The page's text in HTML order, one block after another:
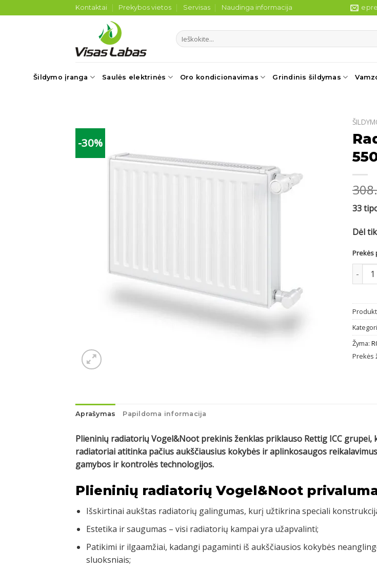
to
Kontaktai Prekybos vietos Servisas Naudinga informacija
Ieškoti:
Šildymo įranga Saulės elektrinės Oro kondicionavimas Grindinis šildymas
-30%
33
Dėl
Prekės
Žyma:
Prekės
Aprašymas Papildoma informacija
Plieninių radiatorių Vogel&Noot prekinis ženklas priklauso Rettig ICC
radiatoriai atitinka pačius aukščiausius kokybės ir aplinkosaugos
gamybos ir kontrolės technologijos.
Plieninių radiatorių Vogel&Noot
Išskirtinai aukštas radiatorių galingumas, kurį užtikrina speciali
Estetika ir saugumas – visi radiatorių kampai yra užapvalinti;
Patikimi ir ilgaamžiai, kadangi pagaminti iš aukščiausios kokybės
sluoksniais;